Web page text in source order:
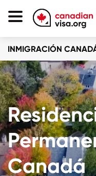
INMIGRACIÓN
Canadá
Página De Inicio
Inmigración Canadá
Acerca De Nosotros
Blog
FAQ
COMENZAR